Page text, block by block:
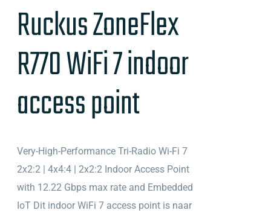
Ruckus ZoneFlex
R770WiFi 7 indoor
access point
Very-High-Performance Tri-Radio Wi-Fi 7
2x2:2 | 4x4:4 | 2x2:2 Indoor Access Point
with 12.22 Gbps max rate and Embedded
IoT Dit indoor WiFi 7 access point is naar